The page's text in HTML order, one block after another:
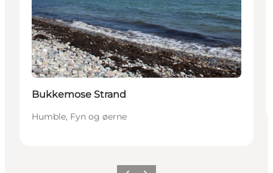
Bukkemose Strand
Humble, Fyn og øerne